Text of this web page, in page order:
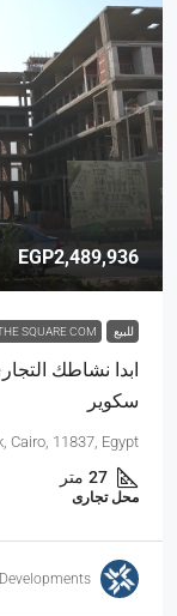
EGP2,489,936
للبيع SQUARE COM
ابدا نشاطك
سكوير
Cairo, 11837, Egypt
27 متر
محل تجارى